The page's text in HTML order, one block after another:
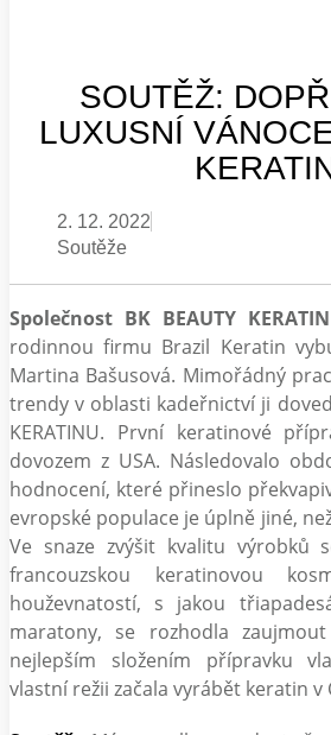
SOUTĚŽ:
LUXUSNÍ
2. 12. 2022
Soutěže
Společnost BK BEAUTY
rodinnou firmu Brazil Keratin
Martina Bašusová. Mimořádný
trendy v oblasti kadeřnictví ji
KERATINU. První keratinové
dovozem z USA. Následovalo
hodnocení, které přineslo
evropské populace je úplně jiné,
Ve snaze zvýšit kvalitu výrobků
francouzskou keratinovou
houževnatostí, s jakou
maratony, se rozhodla
nejlepším složením přípravku
vlastní režii začala vyrábět keratin v